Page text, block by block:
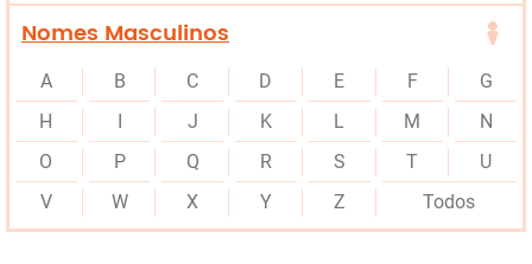
Nomes Masculinos
A B C D E F
G
H
J K L M
N
O
P Q R S T
U
V
W X Y Z Todos